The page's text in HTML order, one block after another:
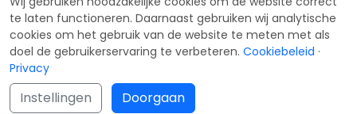
Contact
Copyright © Productaanhuis
te laten functioneren. Daarnaast gebruiken wij analytische
cookies om het gebruik van de website te meten met als
doel de gebruikerservaring te verbeteren. Cookiebeleid ·
Privacy
Instellingen Doorgaan